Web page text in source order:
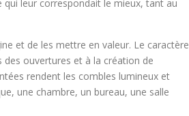
qui leur correspondait le mieux, tant au
et de les mettre en valeur. Le caractère
ouvertures et à la création de
rendent les combles lumineux et
une chambre, un bureau, une salle